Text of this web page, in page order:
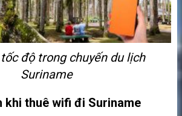
độ trong chuyến du lịch
Suriname
khi thuê wifi đi Suriname